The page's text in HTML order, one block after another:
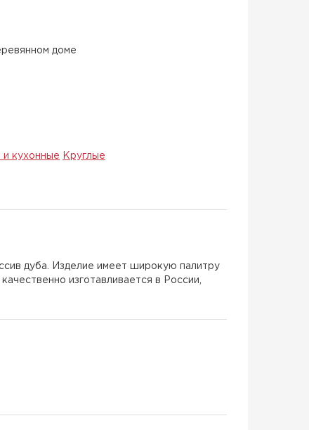
доме
кухонные Круглые
дуба. Изделие имеет широкую палитру
изготавливается в России,